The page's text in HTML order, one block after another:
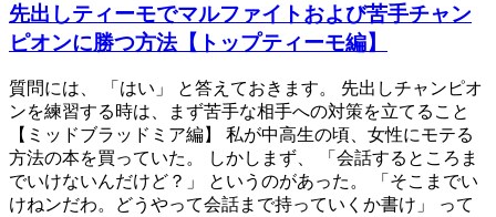
先出しティーモでマルファイトおよび苦手チャン
ピオンに勝つ方法【トップティーモ編】
質問には、 「はい」 と答えておきます。 先出しチャンピオ
ンを練習する時は、まず苦手な相手への対策を立てること
【ミッドブラッドミア編】 私が中高生の頃、女性にモテる
方法の本を買っていた。 しかしまず、 「会話するところま
でいけないんだけど？」 というのがあった。 「そこまでい
けねンだわ。どうやって会話まで持っていくか書け」 って